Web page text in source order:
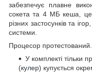
забезпечує плавне
сокета та 4 МБ кеша,
різних застосунків та
системи.
Процесор протестований.
У комплекті тільки
(кулер) купується